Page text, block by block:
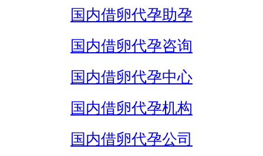
国内借卵代孕助孕
国内借卵代孕咨询
国内借卵代孕中心
国内借卵代孕机构
国内借卵代孕公司